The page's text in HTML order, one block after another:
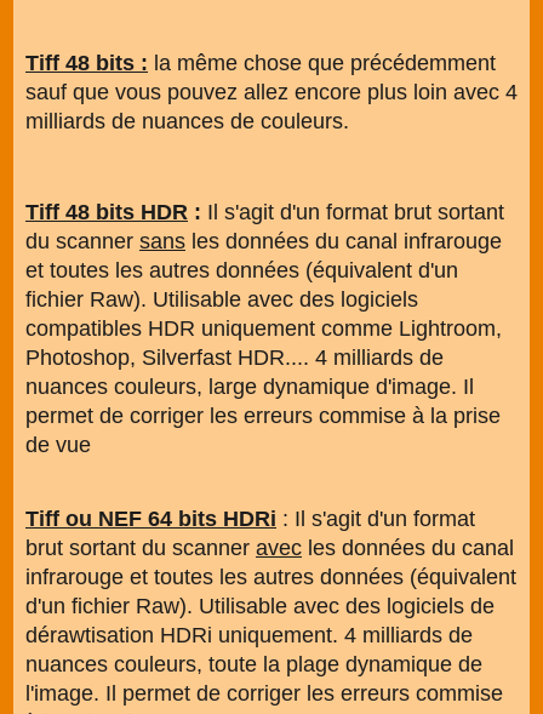
Tiff 48 bits : la même chose que précédemment
sauf que vous pouvez allez encore plus loin avec 4
milliards de nuances de couleurs.
Tiff 48 bits HDR : Il s'agit d'un format brut sortant
du scanner sans les données du canal infrarouge
et toutes les autres données (équivalent d'un
fichier Raw). Utilisable avec des logiciels
compatibles HDR uniquement comme Lightroom,
Photoshop, Silverfast HDR.... 4 milliards de
nuances couleurs, large dynamique d'image. Il
permet de corriger les erreurs commise à la prise
de vue
Tiff ou NEF 64 bits HDRi : Il s'agit d'un format
brut sortant du scanner avec les données du canal
infrarouge et toutes les autres données (équivalent
d'un fichier Raw). Utilisable avec des logiciels de
dérawtisation HDRi uniquement. 4 milliards de
nuances couleurs, toute la plage dynamique de
l'image. Il permet de corriger les erreurs commise